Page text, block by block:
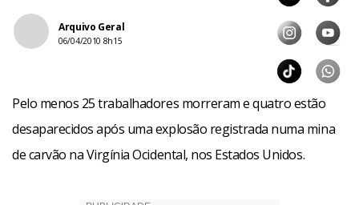
Arquivo Geral
06/04/2010 8h15
Pelo menos 25 trabalhadores morreram e quatro estão
desaparecidos após uma explosão registrada numa mina
de carvão na Virgínia Ocidental, nos Estados Unidos.